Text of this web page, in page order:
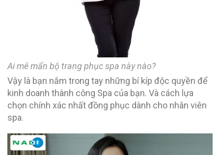
Ai mê mẩn bộ trang phục spa này nào?
Vậy là bạn nắm trong tay những bí kíp độc quyền để
kinh doanh thành công Spa của bạn. Và cách lựa
chọn chính xác nhất đồng phục dành cho nhân viên
spa.